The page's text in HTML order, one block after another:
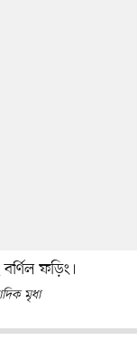
ফড়িং।
মৃধা